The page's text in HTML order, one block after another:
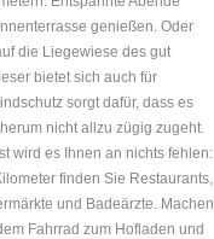
genießen. Oder
die Liegewiese des gut
bietet sich auch für
sorgt dafür, dass es
nicht allzu zügig zugeht.
wird es Ihnen an nichts fehlen:
finden Sie Restaurants,
und Badeärzte. Machen
Fahrrad zum Hofladen und